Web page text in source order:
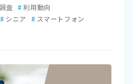
査 # 利用動向
# シニア # スマートフォン